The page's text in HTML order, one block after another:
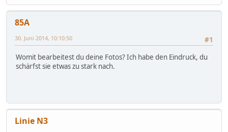
85A
#1
30. Juni 2014, 10:10:50
Womit bearbeitest du deine Fotos? Ich habe den Eindruck, du
schärfst sie etwas zu stark nach.
Linie N3